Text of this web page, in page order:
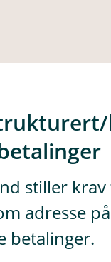
stiller
adresse
betalinger.